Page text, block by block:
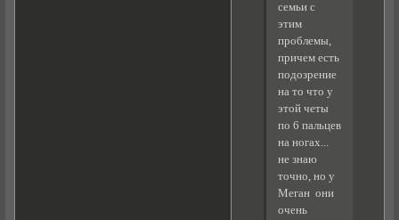
семьи с
этим
проблемы,
причем есть
подозрение
на то что у
этой четы
по 6 пальцев
на ногах...
не знаю
точно, но у
Меган они
очень